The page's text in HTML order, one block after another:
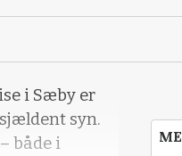
i Sæby er
syn.
både i